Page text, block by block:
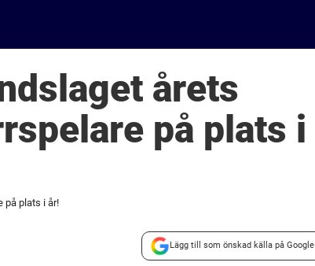
årets
på plats i
på plats i år!
Lägg till som önskad källa på Google